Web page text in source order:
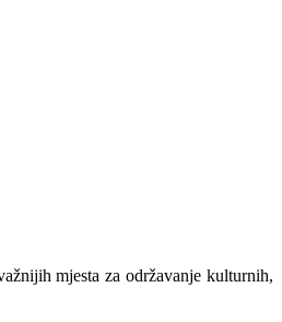
mjesta za održavanje kulturnih,